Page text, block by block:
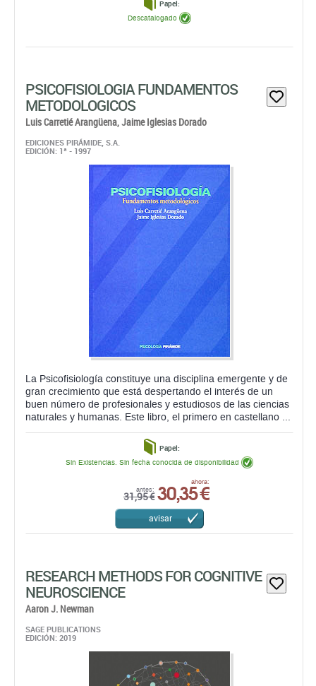
PSICOFISIOLOGIA FUNDAMENTOS
Luis Carretié Arangüena,Jaime Iglesias Dorado
La Psicofisiología constituye una disciplina emergente y de
gran crecimiento que está despertando el interés de un
buen número de profesionales y estudiosos de las ciencias
naturales y humanas. Este libro, el primero en castellano ...
Papel:
antes:
31,95 €
ahora:
30,35 €
Sin Existencias. Sin fecha conocida de disponibilidad
avisar
RESEARCH METHODS FOR COGNITIVE
NEUROSCIENCE
Aaron J. Newman